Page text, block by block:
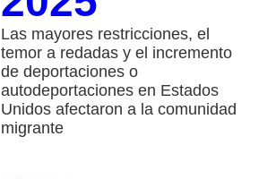
Las mayores restricciones, el
temor a redadas y el incremento
de deportaciones o
autodeportaciones en Estados
Unidos afectaron a la comunidad
migrante